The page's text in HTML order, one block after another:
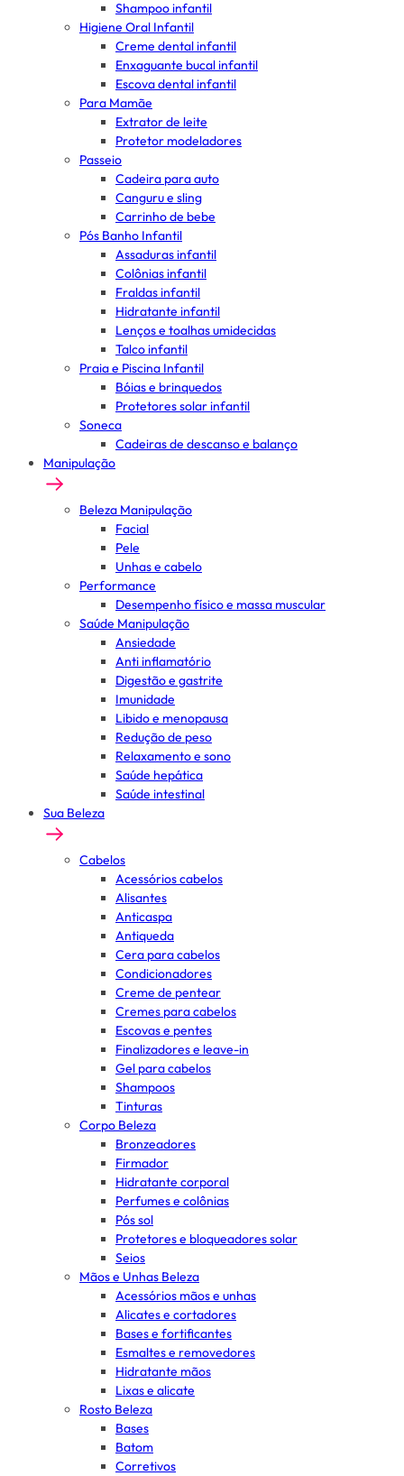
Shampoo infantil
Higiene Oral Infantil
Creme dental infantil
Enxaguante bucal infantil
Escova dental infantil
Para Mamãe
Extrator de leite
Protetor modeladores
Passeio
Cadeira para auto
Canguru e sling
Carrinho de bebe
Pós Banho Infantil
Assaduras infantil
Colônias infantil
Fraldas infantil
Hidratante infantil
Lenços e toalhas umidecidas
Talco infantil
Praia e Piscina Infantil
Bóias e brinquedos
Protetores solar infantil
Soneca
Cadeiras de descanso e balanço
Manipulação
Beleza Manipulação
Facial
Pele
Unhas e cabelo
Performance
Desempenho físico e massa muscular
Saúde Manipulação
Ansiedade
Anti inflamatório
Digestão e gastrite
Imunidade
Libido e menopausa
Redução de peso
Relaxamento e sono
Saúde hepática
Saúde intestinal
Sua Beleza
Cabelos
Acessórios cabelos
Alisantes
Anticaspa
Antiqueda
Cera para cabelos
Condicionadores
Creme de pentear
Cremes para cabelos
Escovas e pentes
Finalizadores e leave-in
Gel para cabelos
Shampoos
Tinturas
Corpo Beleza
Bronzeadores
Firmador
Hidratante corporal
Perfumes e colônias
Pós sol
Protetores e bloqueadores solar
Seios
Mãos e Unhas Beleza
Acessórios mãos e unhas
Alicates e cortadores
Bases e fortificantes
Esmaltes e removedores
Hidratante mãos
Lixas e alicate
Rosto Beleza
Bases
Batom
Corretivos